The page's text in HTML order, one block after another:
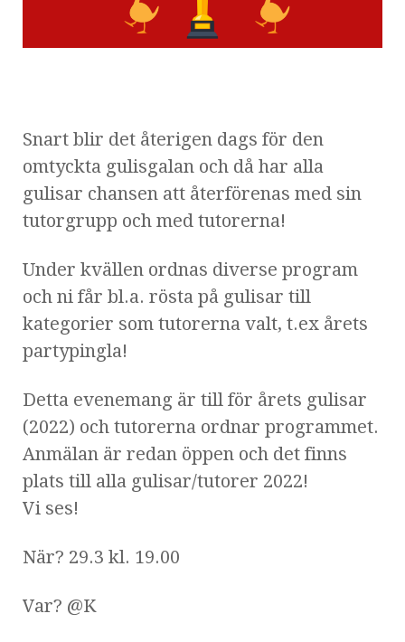
Snart blir det återigen dags för den
omtyckta gulisgalan och då har alla
gulisar chansen att återförenas med sin
tutorgrupp och med tutorerna!
Under kvällen ordnas diverse program
och ni får bl.a. rösta på gulisar till
kategorier som tutorerna valt, t.ex årets
partypingla!
Detta evenemang är till för årets gulisar
(2022) och tutorerna ordnar programmet.
Anmälan är redan öppen och det finns
plats till alla gulisar/tutorer 2022!
Vi ses!
När? 29.3 kl. 19.00
Var? @K